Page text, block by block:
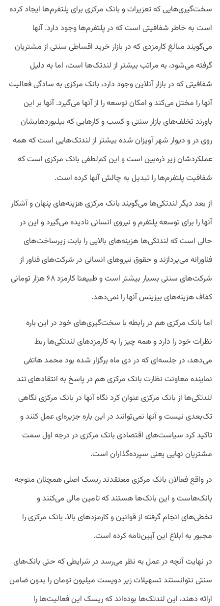
سخت‌گیری‌هایی که تعزیرات و بانک مرکزی برای پلتفرم‌ها ایجاد کرده
است به خاطر شفافیتی است که در پلتفرم‌ها وجود دارد. آنها
می‌گویند مبالغ کارمزدی که در بازار خرید اقساطی سنتی از مشتریان
گرفته می‌شود، به مراتب بیشتر از لندتک‌ها است، اما به دلیل
شفافیتی که در بازار آنلاین وجود دارد، بانک مرکزی به سادگی فعالیت
آنها را مختل می‌کند و امکان توسعه را از آنها می‌گیرد. آنها بر این
باورند تخلف‌های بازار سنتی و کسب و کارهایی که بیلبوردهایشان
روی در و دیوار شهر آویزان شده بیشتر از لندتک‌هایی است که همه
عملکردشان زیر ذره‌بین است و این کم‌لطفی بانک مرکزی است که
شفافیت پلتفرم‌ها را تبدیل به چالش آنها کرده است.
از بعد دیگر لندتکی‌ها می‌گویند بانک مرکزی هزینه‌های پنهان و آشکار
آنها را برای توسعه پلتفرم و نیروی انسانی نادیده می‌گیرد و این در
حالی است که لندتکی‌ها هزینه‌‌های بالایی را بابت زیرساخت‌های
فناورانه می‌پردازند و حقوق نیروهای انسانی در شرکت‌های فناور از
شرکت‌های سنتی بسیار بیشتر است و طبیعتا کارمزد ۶۸ هزار تومانی
کفاف هزینه‌های بیزینس آنها را نمی‌دهد.
اما بانک مرکزی هم در رابطه با سخت‌گیری‌های خود در این باره
نظرات خود را دارد و همه چیز را به کارمزدهای لندتکی‌ها ربط
می‌دهد، در جلسه‌ای که در دی ماه برگزار شده بود محمد هاتفی
نماینده معاونت نظارت بانک مرکزی هم در پاسخ به انتقادهای تند
لندتکی‌ها از بانک مرکزی عنوان کرد نگاه آنها در بانک مرکزی نگاهی
تک‌بعدی نیست و آنها نمی‌توانند در این باره جزیره‌ای عمل کنند و
تاکید کرد سیاست‌های اقتصادی بانک مرکزی در درجه اول سمت
مشتریان نهایی یعنی سپرده‌گذاران است.
در واقع فعالان بانک مرکزی معتقدند ریسک اصلی همچنان متوجه
بانک‌هاست و این بانک‌ها هستند که تامین مالی می‌کنند و
تخطی‌های انجام گرفته از قوانین و کارمزدهای بالا، بانک مرکزی را
مجبور به ابلاغ این آیین‌نامه کرده است.
در نهایت آنچه در عمل به نظر می‌رسد در شرایطی که حتی بانک‌های
سنتی نتوانستند تسهیلات زیر دویست میلیون تومان را بدون ضامن
ارائه دهند، این لندتک‌ها بوده‌اند که ریسک‌ این فعالیت‌‌ها را